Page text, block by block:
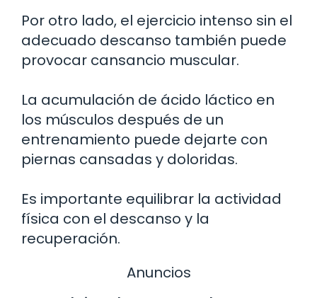
Por otro lado, el ejercicio intenso sin el
adecuado descanso también puede
provocar cansancio muscular.
La acumulación de ácido láctico en
los músculos después de un
entrenamiento puede dejarte con
piernas cansadas y doloridas.
Es importante equilibrar la actividad
física con el descanso y la
recuperación.
Anuncios